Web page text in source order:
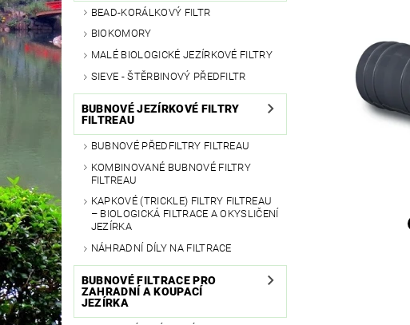
VZDUCHOVÁ ČERPADLA A PROVZDUŠŇOVÁNÍ PÉČE O
PRODEJ KOI KAPRŮ MOJE OBJEDNÁVKA
BEAD-KORÁLKOVÝ FILTR
BIOKOMORY
MALÉ BIOLOGICKÉ JEZÍRKOVÉ FILTRY
SIEVE - ŠTĚRBINOVÝ PŘEDFILTR
BUBNOVÉ JEZÍRKOVÉ FILTRY
FILTREAU
BUBNOVÉ PŘEDFILTRY FILTREAU
KOMBINOVANÉ BUBNOVÉ FILTRY
FILTREAU
KAPKOVÉ (TRICKLE) FILTRY FILTREAU
– BIOLOGICKÁ FILTRACE A OKYSLIČENÍ
JEZÍRKA
NÁHRADNÍ DÍLY NA FILTRACE
BUBNOVÉ FILTRACE PRO
ZAHRADNÍ A KOUPACÍ
JEZÍRKA